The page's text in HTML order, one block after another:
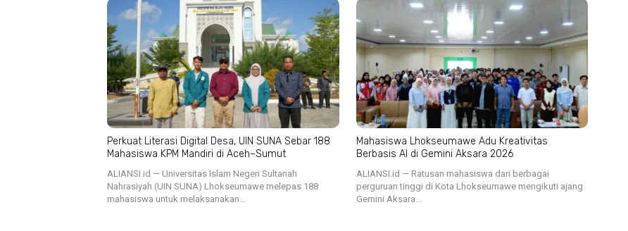
Perkuat Literasi Digital Desa, UIN SUNA Sebar 188
Mahasiswa KPM Mandiri di Aceh–Sumut
ALIANSI.id — Universitas Islam Negeri Sultanah
Nahrasiyah (UIN SUNA) Lhokseumawe melepas 188
mahasiswa untuk melaksanakan…
Mahasiswa Lhokseumawe Adu Kreativitas
Berbasis AI di Gemini Aksara 2026
ALIANSI.id — Ratusan mahasiswa dari berbagai
perguruan tinggi di Kota Lhokseumawe mengikuti ajang
Gemini Aksara…